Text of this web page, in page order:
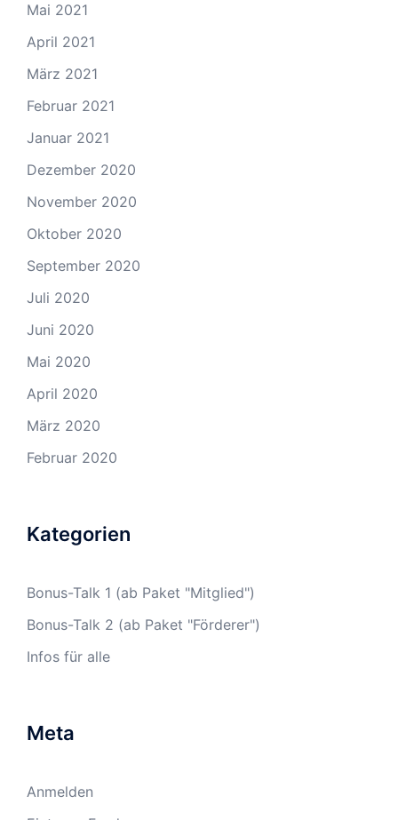
Mai 2021
April 2021
März 2021
Februar 2021
Januar 2021
Dezember 2020
November 2020
Oktober 2020
September 2020
Juli 2020
Juni 2020
Mai 2020
April 2020
März 2020
Februar 2020
Kategorien
Bonus-Talk 1 (ab Paket "Mitglied")
Bonus-Talk 2 (ab Paket "Förderer")
Infos für alle
Meta
Anmelden